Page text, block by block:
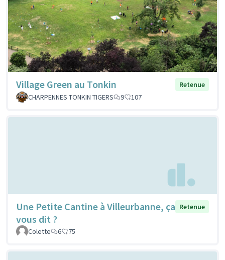
Village Green au Tonkin
Retenue
CHARPENNES TONKIN TIGERS
9 107
Une Petite Cantine à Villeurbanne, ça
vous dit ?
Retenue
Colette 6 75